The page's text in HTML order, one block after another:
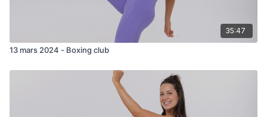
35:47
13 mars 2024 - Boxing club